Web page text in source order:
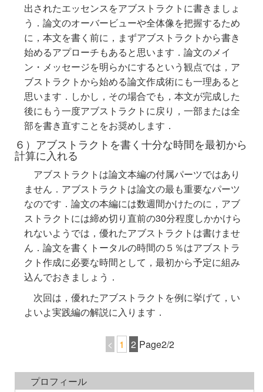
出されたエッセンスをアブストラクトに書きましょ
う．論文のオーバービューや全体像を把握するため
に，本文を書く前に，まずアブストラクトから書き
始めるアプローチもあると思います．論文のメイ
ン・メッセージを明らかにするという観点では，ア
ブストラクトから始める論文作成術にも一理あると
思います．しかし，その場合でも，本文が完成した
後にもう一度アブストラクトに戻り，一部または全
部を書き直すことをお奨めします．
６）アブストラクトを書く十分な時間を最初から
計算に入れる
アブストラクトは論文本編の付属パーツではあり
ません．アブストラクトは論文の最も重要なパーツ
なのです．論文の本編には数週間かけたのに，アブ
ストラクトには締め切り直前の30分程度しかかけら
れないようでは，優れたアブストラクトは書けませ
ん．論文を書くトータルの時間の５％はアブストラ
クト作成に必要な時間として，最初から予定に組み
込んでおきましょう．
次回は，優れたアブストラクトを例に挙げて，い
よいよ実践編の解説に入ります．
< 1 2 Page2/2
プロフィール